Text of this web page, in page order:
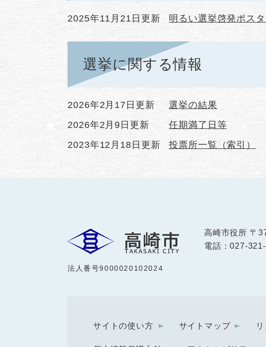
2025年11月21日更新 明るい選挙啓発ポス
選挙に関する情報
2026年2月17日更新
選挙の結果
2026年2月9日更新
任期満了日等
2023年12月18日更新
投票所一覧（索引）
法人番号9000020102024
高崎市役所 〒
電話：027-
サイトの使い方 サイトマップ